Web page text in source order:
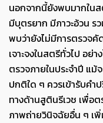
นอกจากนี้ยังพบมากในส
มีบุตรยาก มีภาวะอ้วน
พบว่ายังไม่มีการตรวจคัด
เจาะจงในสตรีทั่วไป อ
ตรวจภายในประจำปี แ
ปกติใด ๆ ควรเข้ารับคำ
ทางด้านสูตินรีเวช เพื่อ
ภาพถ่ายวินิจฉัยอื่น ๆ เ